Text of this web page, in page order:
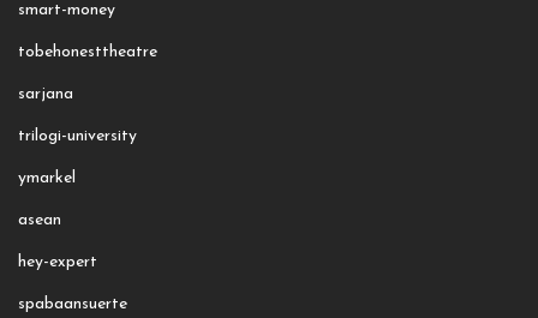
smart-money
tobehonesttheatre
sarjana
trilogi-university
ymarkel
asean
hey-expert
spabaansuerte